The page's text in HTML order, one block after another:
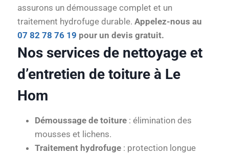
assurons un démoussage complet et un
traitement hydrofuge durable. Appelez-nous au
07 82 78 76 19 pour un devis gratuit.
Nos services de nettoyage et
d’entretien de toiture à Le
Hom
Démoussage de toiture : élimination des
mousses et lichens.
Traitement hydrofuge : protection longue